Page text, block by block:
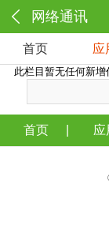
网络通讯
首页 应
此栏目暂无任何新增
首页 应